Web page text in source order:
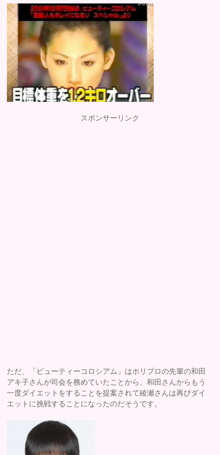
スポンサーリンク
ただ、「ビューティーコロシアム」はホリプロの先輩の和田
アキ子さんが司会を務めていたことから、和田さんからもう
一度ダイエットをすることを提案されて綾瀬さんは再びダイ
エットに挑戦することになったのだそうです。